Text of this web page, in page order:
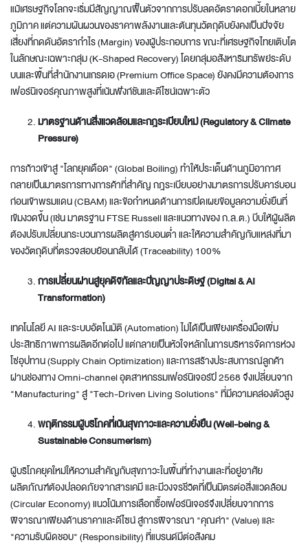
แม้เศรษฐกิจโลกจะเริ่มมีสัญญาณฟื้นตัวจากการปรับลดอัตราดอกเบี้ยในหลาย
ภูมิภาค แต่ความผันผวนของราคาพลังงานและต้นทุนวัตถุดิบยังคงเป็นปัจจัย
เสี่ยงที่กดดันอัตรากำไร (Margin) ของผู้ประกอบการ ขณะที่เศรษฐกิจไทยเติบโต
ในลักษณะเฉพาะกลุ่ม (K-Shaped Recovery) โดยกลุ่มอสังหาริมทรัพย์ระดับ
บนและพื้นที่สำนักงานเกรดเอ (Premium Office Space) ยังคงมีความต้องการ
เฟอร์นิเจอร์คุณภาพสูงที่เน้นฟังก์ชันและดีไซน์เฉพาะตัว
มาตรฐานด้านสิ่งแวดล้อมและกฎระเบียบใหม่ (Regulatory & Climate
Pressure)
การก้าวเข้าสู่ "โลกยุคเดือด" (Global Boiling) ทำให้ประเด็นด้านภูมิอากาศ
กลายเป็นมาตรการทางการค้าที่สำคัญ กฎระเบียบอย่างมาตรการปรับคาร์บอน
ก่อนเข้าพรมแดน (CBAM) และข้อกำหนดด้านการเปิดเผยข้อมูลความยั่งยืนที่
เข้มงวดขึ้น (เช่น มาตรฐาน FTSE Russell และแนวทางของ ก.ล.ต.) บีบให้ผู้ผลิต
ต้องปรับเปลี่ยนกระบวนการผลิตสู่คาร์บอนต่ำ และให้ความสำคัญกับแหล่งที่มา
ของวัตถุดิบที่ตรวจสอบย้อนกลับได้ (Traceability) 100%
การเปลี่ยนผ่านสู่ยุคดิจิทัลและปัญญาประดิษฐ์ (Digital & AI
Transformation)
เทคโนโลยี AI และระบบอัตโนมัติ (Automation) ไม่ได้เป็นเพียงเครื่องมือเพิ่ม
ประสิทธิภาพการผลิตอีกต่อไป แต่กลายเป็นหัวใจหลักในการบริหารจัดการห่วง
โซ่อุปทาน (Supply Chain Optimization) และการสร้างประสบการณ์ลูกค้า
ผ่านช่องทาง Omni-channel อุตสาหกรรมเฟอร์นิเจอร์ปี 2568 จึงเปลี่ยนจาก
"Manufacturing" สู่ "Tech-Driven Living Solutions" ที่มีความคล่องตัวสูง
พฤติกรรมผู้บริโภคที่เน้นสุขภาวะและความยั่งยืน (Well-being &
Sustainable Consumerism)
ผู้บริโภคยุคใหม่ให้ความสำคัญกับสุขภาวะในพื้นที่ทำงานและที่อยู่อาศัย
ผลิตภัณฑ์ต้องปลอดภัยจากสารเคมี และมีวงจรชีวิตที่เป็นมิตรต่อสิ่งแวดล้อม
(Circular Economy) แนวโน้มการเลือกซื้อเฟอร์นิเจอร์จึงเปลี่ยนจากการ
พิจารณาเพียงด้านราคาและดีไซน์ สู่การพิจารณา "คุณค่า" (Value) และ
"ความรับผิดชอบ" (Responsibility) ที่แบรนด์มีต่อสังคม